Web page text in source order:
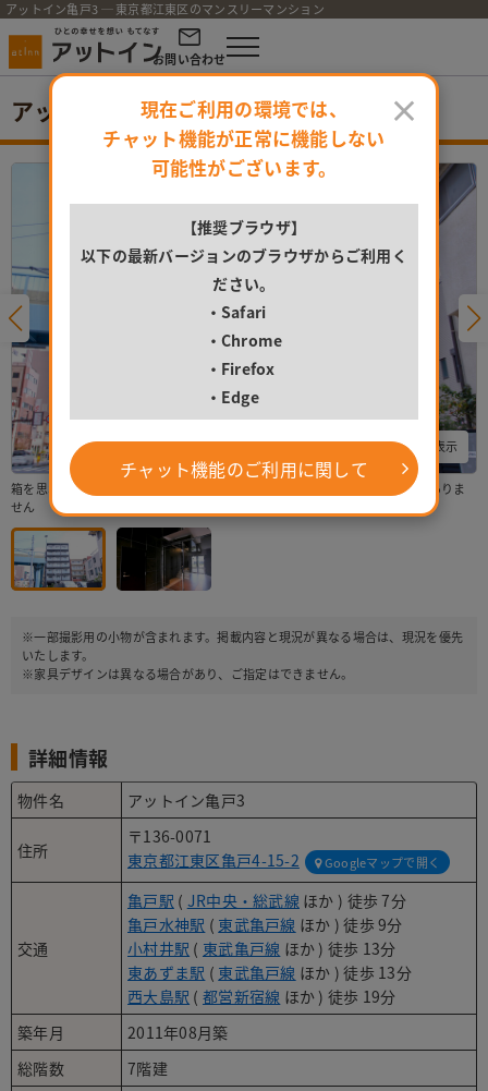
アットイン亀戸3 ─ 東京都江東区のマンスリーマンション
お問い合わせ
アットイン亀戸3
すべての写真を表示
箱を思わせるような四角いフォルムが特徴。大通り沿いの物件で迷うこともありま
せん
※一部撮影用の小物が含まれます。掲載内容と現況が異なる場合は、現況を優先
いたします。
※家具デザインは異なる場合があり、ご指定はできません。
詳細情報
物件名 アットイン亀戸3
住所
〒136-0071
東京都江東区亀戸4-15-2
Googleマップで開く
交通
亀戸駅 ( JR中央・総武線 ほか ) 徒歩 7分
亀戸水神駅 ( 東武亀戸線 ほか ) 徒歩 9分
小村井駅 ( 東武亀戸線 ほか ) 徒歩 13分
東あずま駅 ( 東武亀戸線 ほか ) 徒歩 13分
西大島駅 ( 都営新宿線 ほか ) 徒歩 19分
築年月
2011年08月築
総階数
7階建
×
現在ご利用の環境では、
チャット機能が正常に機能しない
可能性がございます。
【推奨ブラウザ】
以下の最新バージョンのブラウザからご利用く
ださい。
・Safari
・Chrome
・Firefox
・Edge
チャット機能のご利用に関して